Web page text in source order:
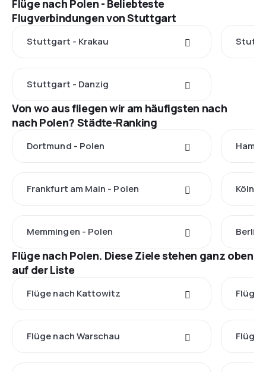
Flüge nach Polen - Beliebteste
Flugverbindungen von Stuttgart
Stuttgart - Krakau
Stuttgart - Danzig
Von wo aus fliegen wir am häufigsten nach
nach Polen? Städte-Ranking
Dortmund - Polen
Frankfurt am Main - Polen Köln -
Memmingen - Polen Berlin
Flüge nach Polen. Diese Ziele stehen ganz oben
auf der Liste
Flüge nach Kattowitz Flüge
Flüge nach Warschau Flüge